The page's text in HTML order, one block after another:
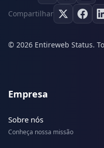
Compartilhar
© 2026 Entireweb Status.
Empresa
Sobre nós
Conheça nossa missão